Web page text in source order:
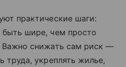
практические шаги:
шире, чем просто
Важно снижать сам риск —
труда, укреплять жилье,